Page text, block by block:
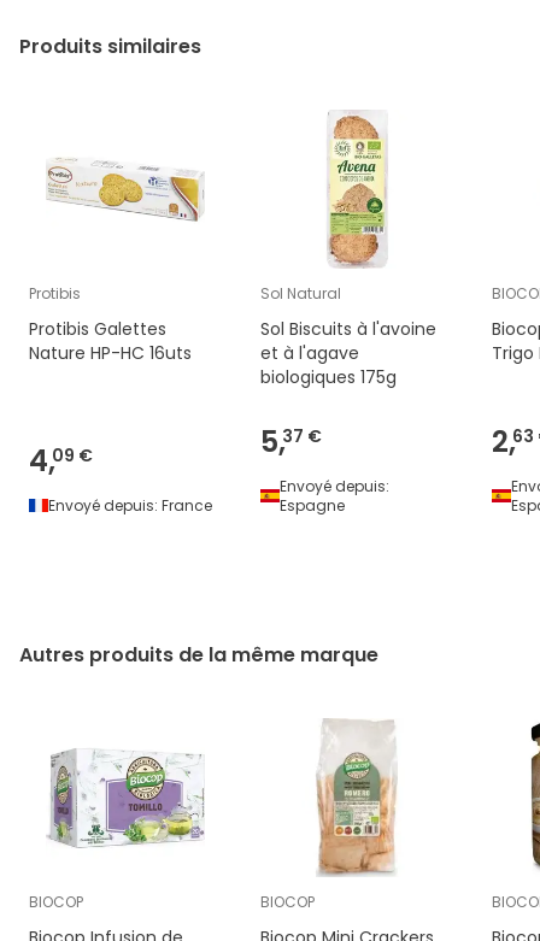
Produits similaires
Protibis
Protibis Galettes
Nature HP-HC 16uts
4,09 €
Envoyé depuis: France
Sol Natural
Sol Biscuits à l'avoine
et à l'agave
biologiques 175g
5,37 €
Envoyé depuis:
Espagne
Trigo
2,63
Autres produits de la même marque
BIOCOP BIOCOP